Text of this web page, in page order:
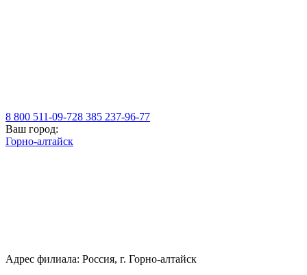
8 800 511-09-728 385 237-96-77
Ваш город:
Горно-алтайск
Адрес филиала: Россия, г. Горно-алтайск